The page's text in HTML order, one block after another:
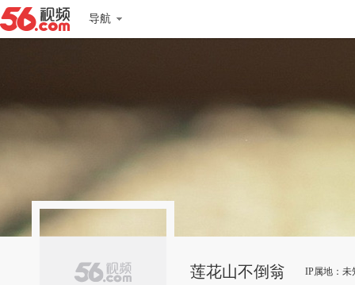
导航
莲花山不倒翁 IP属地：未